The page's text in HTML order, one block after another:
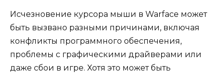
Исчезновение курсора мыши в Warface может
быть вызвано разными причинами, включая
конфликты программного обеспечения,
проблемы с графическими драйверами или
даже сбои в игре. Хотя это может быть